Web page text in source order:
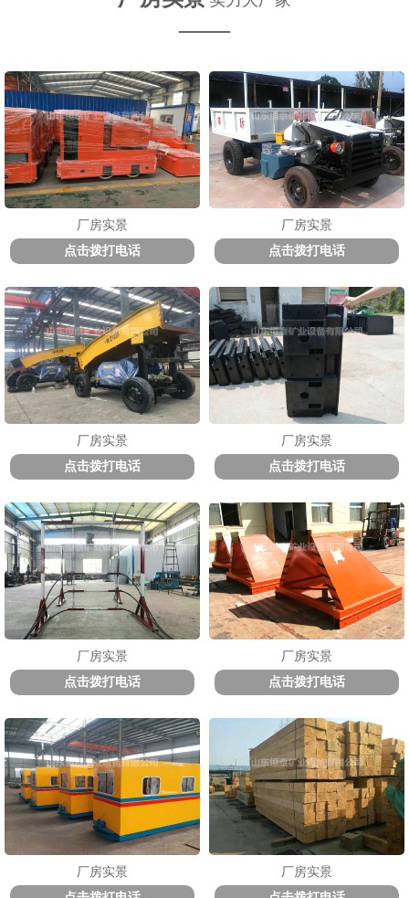
——
厂房实景
点击拨打电话
厂房实景
点击拨打电话
厂房实景
点击拨打电话
厂房实景
点击拨打电话
厂房实景
点击拨打电话
厂房实景
点击拨打电话
厂房实景
厂房实景